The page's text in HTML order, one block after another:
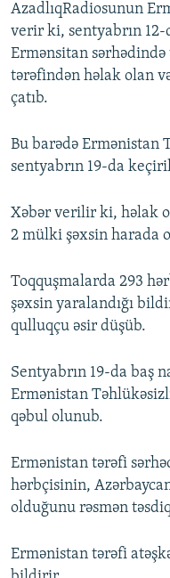
AzadlıqRadiosunun
verir ki, sentyabrın 12-
Ermənsitan
tərəfindən həlak olan
çatıb.
Bu barədə Ermənistan
sentyabrın 19-da
Xəbər verilir ki, həlak
2 mülki şəxsin harada
Toqquşmalarda 293
şəxsin yaralandığı
qulluqçu əsir düşüb.
Sentyabrın 19-da baş
Ermənistan
qəbul olunub.
Ermənistan tərəfi
hərbçisinin,
olduğunu rəsmən
Ermənistan tərəfi